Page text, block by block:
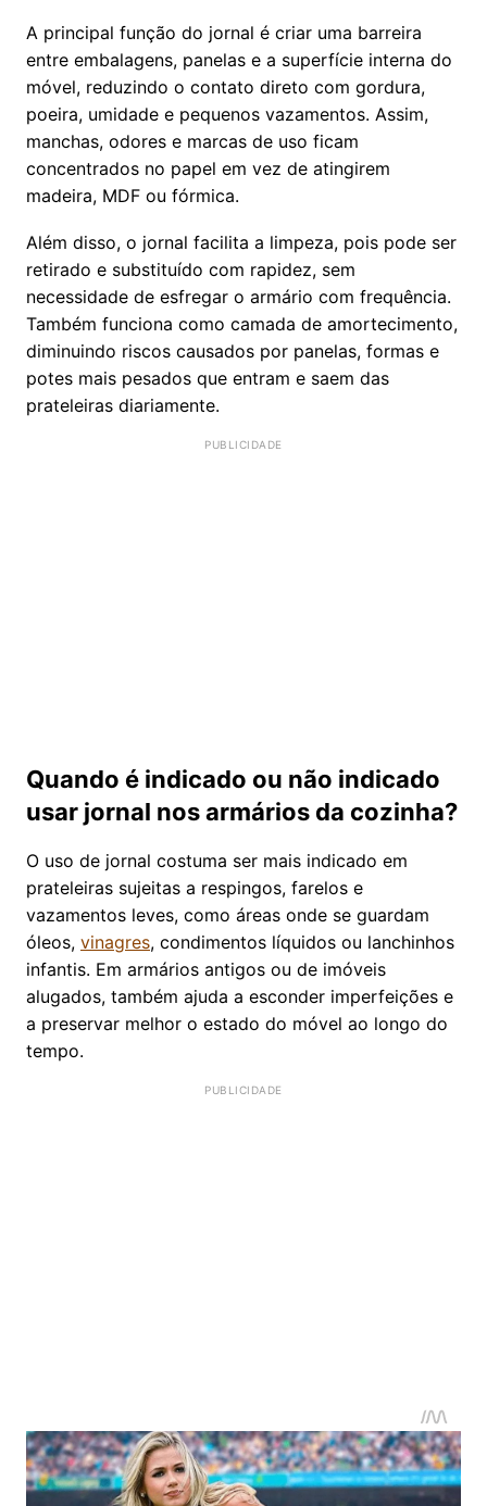
A principal função do jornal é criar uma barreira
entre embalagens, panelas e a superfície interna do
móvel, reduzindo o contato direto com gordura,
poeira, umidade e pequenos vazamentos. Assim,
manchas, odores e marcas de uso ficam
concentrados no papel em vez de atingirem
madeira, MDF ou fórmica.
Além disso, o jornal facilita a limpeza, pois pode ser
retirado e substituído com rapidez, sem
necessidade de esfregar o armário com frequência.
Também funciona como camada de amortecimento,
diminuindo riscos causados por panelas, formas e
potes mais pesados que entram e saem das
prateleiras diariamente.
Quando é indicado ou não indicado
usar jornal nos armários da cozinha?
O uso de jornal costuma ser mais indicado em
prateleiras sujeitas a respingos, farelos e
vazamentos leves, como áreas onde se guardam
óleos, vinagres, condimentos líquidos ou lanchinhos
infantis. Em armários antigos ou de imóveis
alugados, também ajuda a esconder imperfeições e
a preservar melhor o estado do móvel ao longo do
tempo.